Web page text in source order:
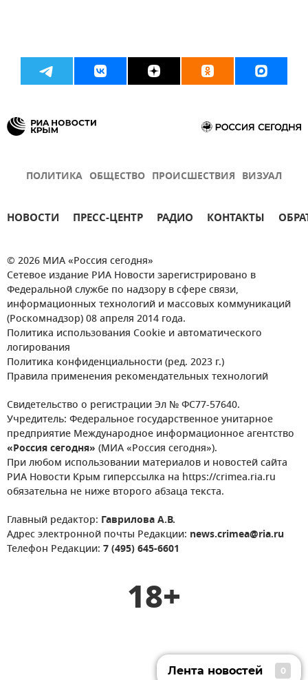
ПОЛИТИКА ОБЩЕСТВО ПРОИСШЕСТВИЯ ВИЗУАЛ
НОВОСТИ ПРЕСС-ЦЕНТР РАДИО КОНТАКТЫ
© 2026 МИА «Россия сегодня»
Сетевое издание РИА Новости зарегистрировано в
Федеральной службе по надзору в сфере связи,
информационных технологий и массовых коммуникаций
(Роскомнадзор) 08 апреля 2014 года.
Политика использования Cookie и автоматического
логирования
Политика конфиденциальности (ред. 2023 г.)
Правила применения рекомендательных технологий
Свидетельство о регистрации Эл № ФС77-57640.
Учредитель: Федеральное государственное унитарное
предприятие Международное информационное агентство
«Россия сегодня» (МИА «Россия сегодня»).
При любом использовании материалов и новостей сайта
РИА Новости Крым гиперссылка на https://crimea.ria.ru
обязательна не ниже второго абзаца текста.
Главный редактор: Гаврилова А.В.
Адрес электронной почты Редакции: news.crimea@ria.ru
Телефон Редакции: 7 (495) 645-6601
18+
Лента новостей 0